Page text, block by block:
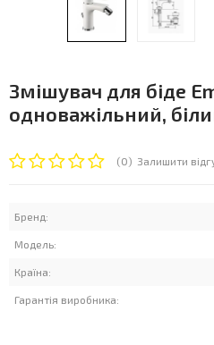
Змішувач для біде
одноважільний,
(0) Залишити
Бренд:
Модель:
Країна:
Гарантія виробника: